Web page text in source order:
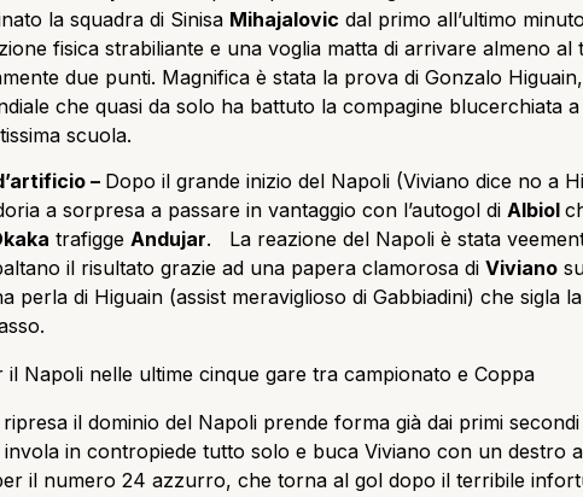
la squadra di Sinisa Mihajalovic dal primo all’ultimo
fisica strabiliante e una voglia matta di arrivare almeno al
due punti. Magnifica è stata la prova di Gonzalo Higuain,
che quasi da solo ha battuto la compagine blucerchiata
scuola.
– Dopo il grande inizio del Napoli (Viviano dice no a
a sorpresa a passare in vantaggio con l’autogol di Albiol
trafigge Andujar. La reazione del Napoli è stata
il risultato grazie ad una papera clamorosa di Viviano
perla di Higuain (assist meraviglioso di Gabbiadini) che sigla la
il Napoli nelle ultime cinque gare tra campionato e Coppa
il dominio del Napoli prende forma già dai primi
invola in contropiede tutto solo e buca Viviano con un destro
il numero 24 azzurro, che torna al gol dopo il terribile